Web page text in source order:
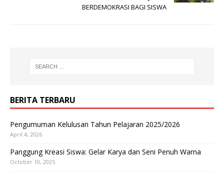
BERDEMOKRASI BAGI SISWA
BERITA TERBARU
Pengumuman Kelulusan Tahun Pelajaran 2025/2026
April 4, 2026
Panggung Kreasi Siswa: Gelar Karya dan Seni Penuh Warna
October 10, 2025